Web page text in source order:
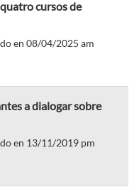
cursos de
en 08/04/2025 am
a dialogar sobre
en 13/11/2019 pm